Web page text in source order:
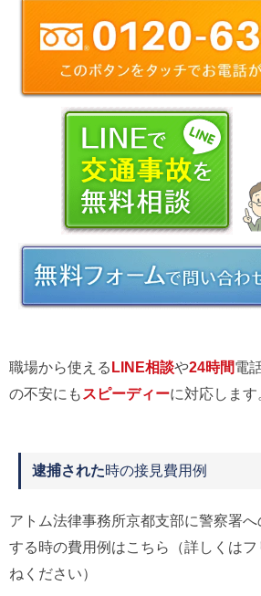
職場から使えるLINE相談や24時間電
の不安にも スピーディーに対応します
逮捕された時の接見費用例
アトム法律事務所京都支部に警察署へ
する時の費用例はこちら（詳しくは
ねください）